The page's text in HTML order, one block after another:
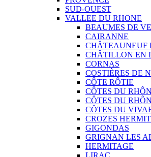
SUD-OUEST
VALLEE DU RHONE
BEAUMES DE
CAIRANNE
CHÂTEAUNEUF
CHÂTILLON EN
CORNAS
COSTIÈRES DE
CÔTE RÔTIE
CÔTES DU
CÔTES DU
CÔTES DU
CROZES
GIGONDAS
GRIGNAN LES
HERMITAGE
LIRAC